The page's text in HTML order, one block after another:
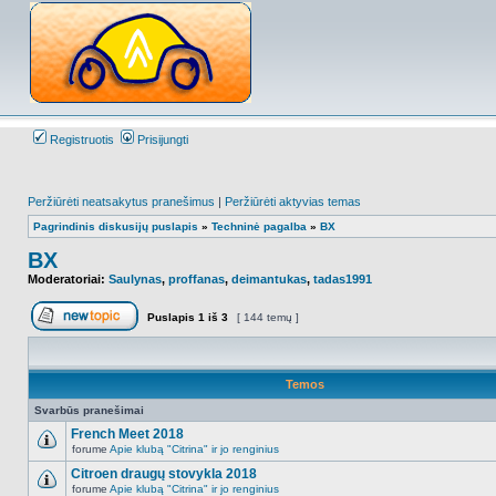
Registruotis Prisijungti
Peržiūrėti neatsakytus pranešimus | Peržiūrėti aktyvias temas
Pagrindinis diskusijų puslapis » Techninė pagalba » BX
BX
Moderatoriai: Saulynas, proffanas, deimantukas, tadas1991
Naujos temos kūrimas
Puslapis 1 iš 3 [ 144 temų ]
Temos
Svarbūs pranešimai
NO_UNREAD_POSTS
French Meet 2018
forume Apie klubą "Citrina" ir jo renginius
Citroen draugų stovykla 2018
forume Apie klubą "Citrina" ir jo renginius